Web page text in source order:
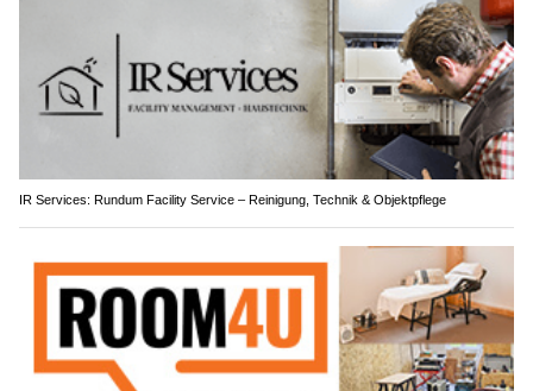
IR Services: Rundum Facility Service – Reinigung, Technik & Objektpflege